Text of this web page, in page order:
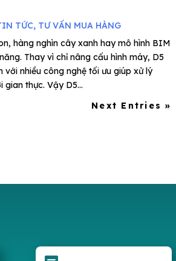
TỨC, TƯ VẤN MUA HÀNG
hàng nghìn cây xanh hay mô hình BIM
Thay vì chỉ nâng cấu hình máy, D5
với nhiều công nghệ tối ưu giúp xử lý
thực. Vậy D5...
Next Entries »